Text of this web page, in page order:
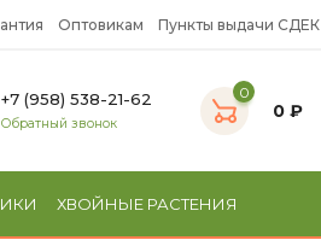
Оптовикам Пункты выдачи СДЕК
+7 (958) 538-21-62
Обратный звонок
0
0 ₽
ХВОЙНЫЕ РАСТЕНИЯ